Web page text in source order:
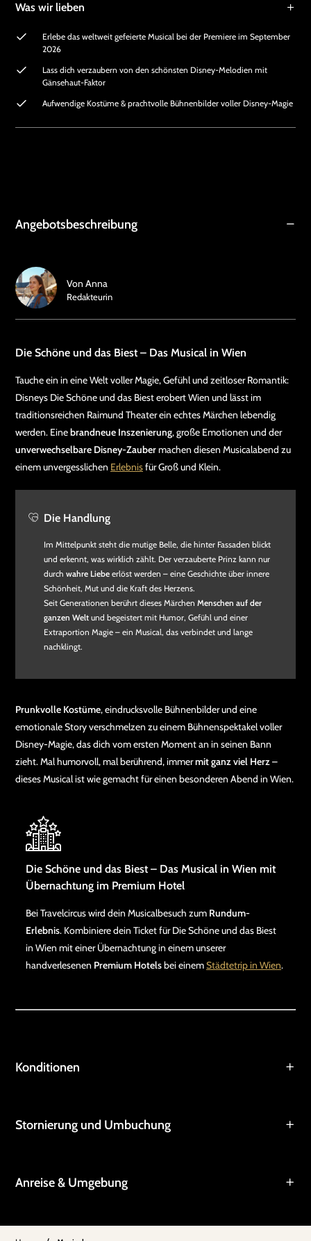
Was wir lieben
Erlebe das weltweit gefeierte Musical bei der Premiere im September
2026
Lass dich verzaubern von den schönsten Disney-Melodien mit
Gänsehaut-Faktor
Aufwendige Kostüme & prachtvolle Bühnenbilder voller Disney-Magie
Angebotsbeschreibung
Die Schöne und das Biest – Das Musical in Wien
Tauche ein in eine Welt voller Magie, Gefühl und zeitloser Romantik:
Disneys Die Schöne und das Biest erobert Wien und lässt im
traditionsreichen Raimund Theater ein echtes Märchen lebendig
werden. Einebrandneue Inszenierung, große Emotionen und der
unverwechselbare Disney-Zaubermachen diesen Musicalabend zu
einem unvergesslichen Erlebnisfür Groß und Klein.
Die Handlung
Im Mittelpunkt steht die mutige Belle, die hinter Fassaden blickt
und erkennt, was wirklich zählt. Der verzauberte Prinz kann nur
durch wahre Liebe erlöst werden – eine Geschichte über innere
Schönheit, Mut und die Kraft des Herzens.
Seit Generationen berührt dieses Märchen Menschen auf der
ganzen Welt und begeistert mit Humor, Gefühl und einer
Extraportion Magie – ein Musical, das verbindet und lange
nachklingt.
Prunkvolle Kostüme, eindrucksvolle Bühnenbilder und eine
emotionale Story verschmelzen zu einem Bühnenspektakel voller
Disney-Magie, das dich vom ersten Moment an in seinen Bann
zieht. Mal humorvoll, mal berührend, immermit ganz viel Herz–
dieses Musical ist wie gemacht für einen besonderen Abend in Wien.
Die Schöne und das Biest – Das Musical in Wien mit
Übernachtung im Premium Hotel
Bei Travelcircus wird dein Musicalbesuch zum Rundum-
Erlebnis. Kombiniere dein Ticket für Die Schöne und das Biest
in Wien mit einer Übernachtung in einem unserer
handverlesenen Premium Hotelsbei einemStädtetrip in Wien.
Von Anna
Redakteurin
Konditionen
Stornierung und Umbuchung
Anreise & Umgebung